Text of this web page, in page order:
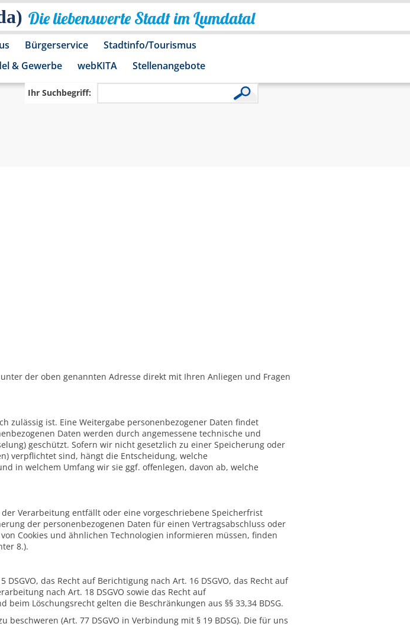
Die liebenswerte Stadt im Lumdatal
Bürgerservice
Stadtinfo/Tourismus
& Gewerbe webKITA Stellenangebote
Ihr Suchbegriff:
der oben genannten Adresse direkt mit Ihren Anliegen und Fragen
zulässig ist. Eine Weitergabe personenbezogener Daten findet
Daten werden durch angemessene technische und
geschützt. Sofern wir nicht gesetzlich zu einer Speicherung oder
verpflichtet sind, hängt die Entscheidung, welche
in welchem Umfang wir sie ggf. offenlegen, davon ab, welche
Verarbeitung entfällt oder eine vorgeschriebene Speicherfrist
der personenbezogenen Daten für einen Vertragsabschluss oder
Cookies und ähnlichen Technologien informieren müssen, finden
8.).
das Recht auf Berichtigung nach Art. 16 DSGVO, das Recht auf
nach Art. 18 DSGVO sowie das Recht auf
Löschungsrecht gelten die Beschränkungen aus §§ 33,34 BDSG.
(Art. 77 DSGVO in Verbindung mit § 19 BDSG). Die für uns